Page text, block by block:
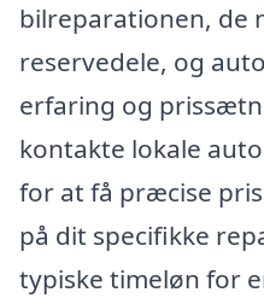
bilreparationen, de
reservedele, og
erfaring og
kontakte lokale
for at få præcise
på dit specifikke
typiske timeløn for